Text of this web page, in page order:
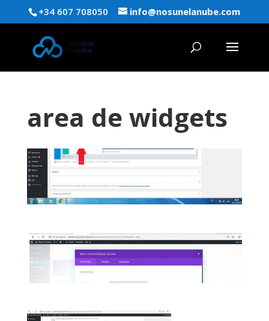
+34 607 708050 info@nosunelanube.com
area de widgets